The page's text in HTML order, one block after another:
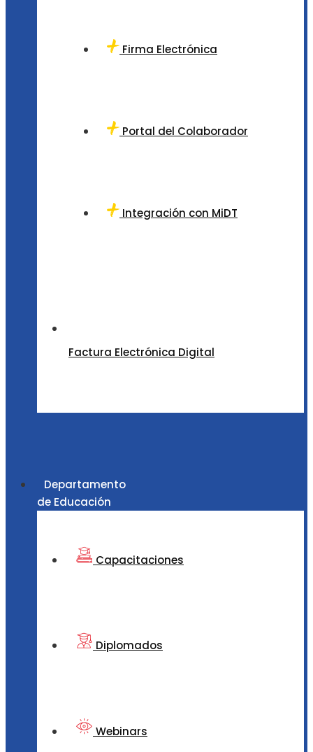
Firma Electrónica
Portal del Colaborador
Integración con MiDT
Factura Electrónica Digital
Departamento
de Educación
Capacitaciones
Diplomados
Webinars